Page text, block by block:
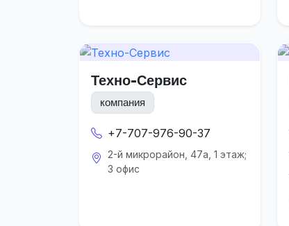
Техно-Сервис
компания
+7-707-976-90-37
2-й микрорайон, 47а, 1 этаж;
3 офис